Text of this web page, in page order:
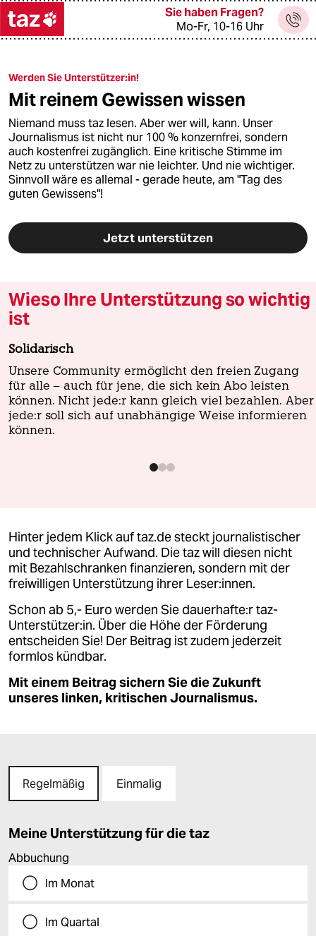
themen
politik
öko
gesellschaft
sport
nord
wahrheit
verlag
verlag
veranstaltungen
abo
genossenschaft
epaper login
Sie haben Fragen?
Mo-Fr, 10-16 Uhr
Werden Sie Unterstützer:in!
Mit reinem Gewissen wissen
Niemand muss taz lesen. Aber wer will, kann. Unser
Journalismus ist nicht nur 100 % konzernfrei, sondern
auch kostenfrei zugänglich. Eine kritische Stimme im
Netz zu unterstützen war nie leichter. Und nie wichtiger.
Sinnvoll wäre es allemal - gerade heute, am "Tag des
guten Gewissens"!
Jetzt unterstützen
Wieso Ihre Unterstützung so wichtig
ist
Solidarisch
Unsere Community ermöglicht den freien Zugang
für alle – auch für jene, die sich kein Abo leisten
können. Nicht jede:r kann gleich viel bezahlen. Aber
jede:r soll sich auf unabhängige Weise informieren
können.
Hinter jedem Klick auf taz.de steckt journalistischer
und technischer Aufwand. Die taz will diesen nicht
mit Bezahlschranken finanzieren, sondern mit der
freiwilligen Unterstützung ihrer Leser:innen.
Schon ab 5,- Euro werden Sie dauerhafte:r taz-
Unterstützer:in. Über die Höhe der Förderung
entscheiden Sie! Der Beitrag ist zudem jederzeit
formlos kündbar.
Mit einem Beitrag sichern Sie die Zukunft
unseres linken, kritischen Journalismus.
Regelmäßig Einmalig
Meine Unterstützung für die taz
Abbuchung
Im Monat
Im Quartal